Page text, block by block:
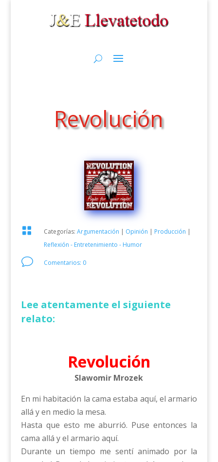
Revolución
 Categorías: Argumentación | Opinión | Producción |
Reflexión - Entretenimiento - Humor
v Comentarios: 0
Lee atentamente el siguiente
relato:
Revolución
Slawomir Mrozek
En mi habitación la cama estaba aquí, el armario
allá y en medio la mesa.
Hasta que esto me aburrió. Puse entonces la
cama allá y el armario aquí.
Durante un tiempo me sentí animado por la